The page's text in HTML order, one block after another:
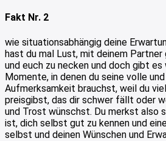
Fakt Nr. 2
wie situationsabhängig deine
hast du mal Lust, mit deinem Partner
und euch zu necken und doch gibt
Momente, in denen du seine volle
Aufmerksamkeit brauchst, weil du
preisgibst, das dir schwer fällt oder
und Trost wünschst. Du merkst also
ist, dich selbst gut zu kennen und
selbst und deinen Wünschen und